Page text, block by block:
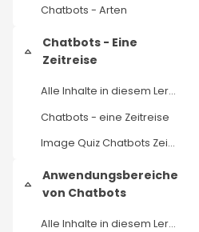
News
Veranstaltungen
Über uns
Chatbots - Arten
Einklappen
Chatbots - Eine
Zeitreise
Alle Inhalte in diesem Lernangebot stehen - außer ...
Chatbots - eine Zeitreise
Image Quiz Chatbots Zeitreise
Einklappen
Anwendungsbereiche
von Chatbots
Alle Inhalte in diesem Lernangebot stehen - außer ...